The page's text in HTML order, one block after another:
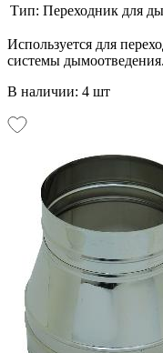
Тип: Переходник для
Используется для
системы дымоотведения.
В наличии: 4 шт